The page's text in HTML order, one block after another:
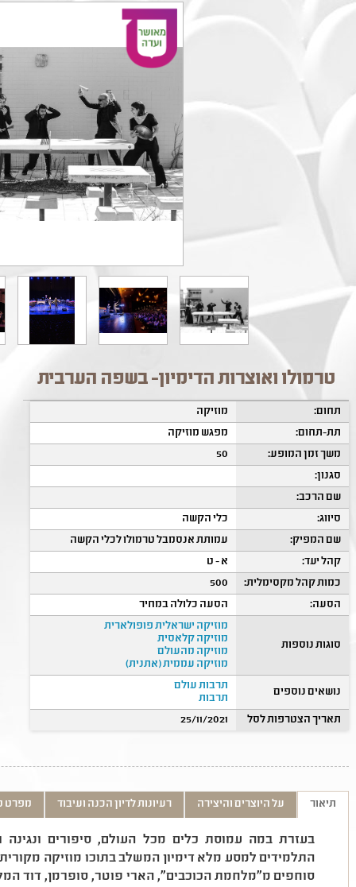
טרמולו ואוצרות הדימיון- בשפה הערבית
תחום:
מוזיקה
תת-תחום:
מפגש מוזיקה
משך זמן המופע:
50
סגנון:
שם הרכב:
סיווג:
כלי הקשה
שם המפיק:
עמותת אנסמבל טרמולו לכלי הקשה
קהל יעד:
א - ט
כמות קהל מקסימלית:
500
הסעה:
הסעה כלולה במחיר
סוגות נוספות
מוזיקה ישראלית פופולארית
מוזיקה קלאסית
מוזיקה מהעולם
מוזיקה עממית (אתנית)
נושאים נוספים
תרבות עולם
תרבות
תאריך הצטרפות לסל
25/11/2021
תיאור על היוצרים והיצירה רעיונות לדיון הכנה ועיבוד מפרט
בעזרת במה עמוסת כלים מכל העולם, סיפורים ונגינה
התלמידים למסע מלא דימיון המשלב בתוכו מוזיקה
סוחפים מ"מלחמת הכוכבים", הארי פוטר, סופרמן, דוד